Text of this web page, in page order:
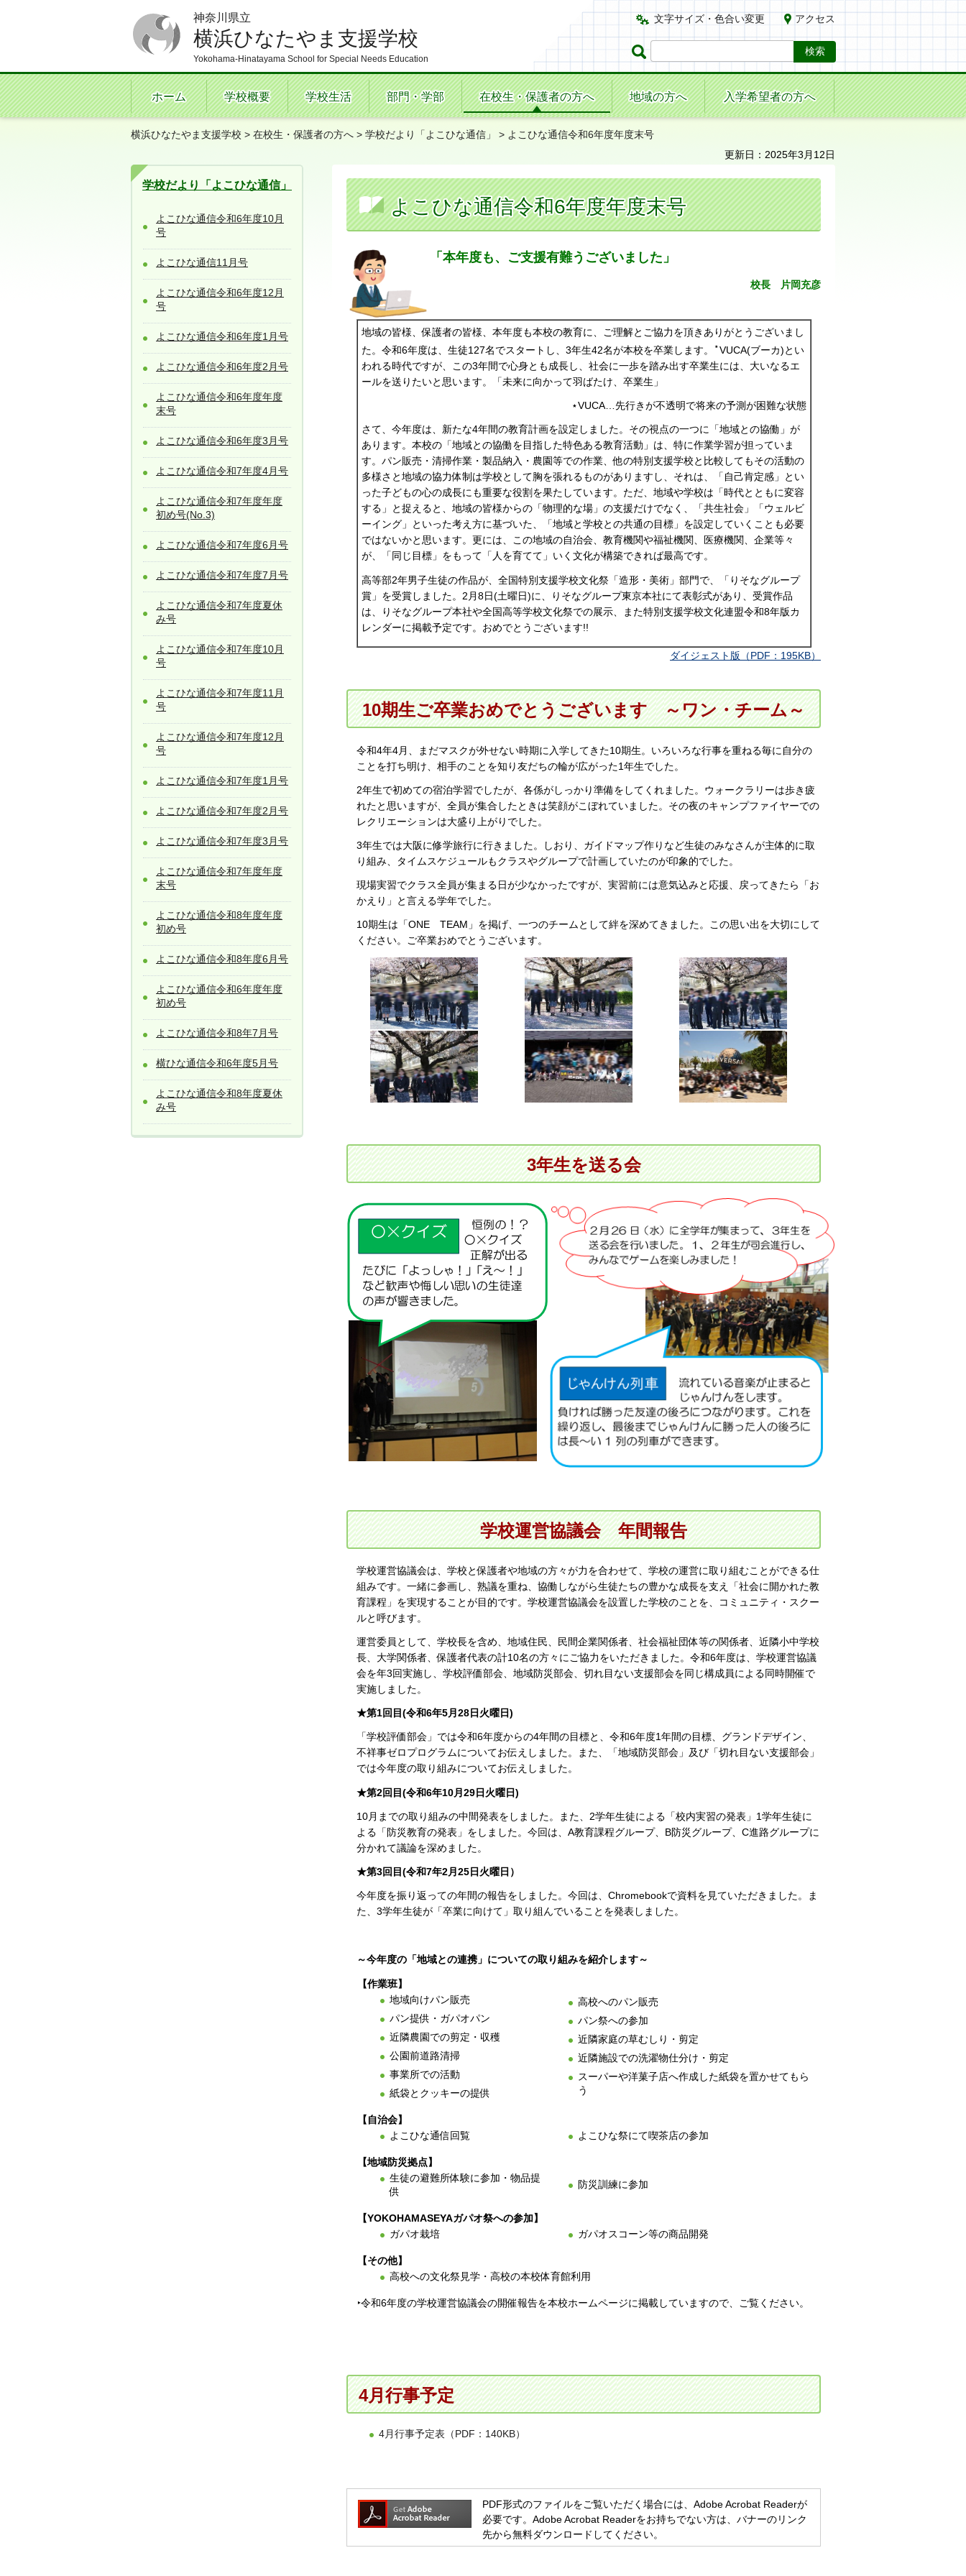
神奈川県立
横浜ひなたやま支援学校
Yokohama-Hinatayama School for Special Needs Education
文字サイズ・色合い変更 アクセス
ホーム 学校概要 学校生活 部門・学部 在校生・保護者の方へ 地域の方へ 入学希望者の方へ
横浜ひなたやま支援学校 > 在校生・保護者の方へ > 学校だより「よこひな通信」
> よこひな通信令和6年度年度末号
更新日：2025年3月12日
学校だより「よこひな通信」
よこひな通信令和6年度10月
号
よこひな通信11月号
よこひな通信令和6年度12月
号
よこひな通信令和6年度1月号
よこひな通信令和6年度2月号
よこひな通信令和6年度年度
末号
よこひな通信令和6年度3月号
よこひな通信令和7年度4月号
よこひな通信令和7年度年度
初め号(No.3)
よこひな通信令和7年度6月号
よこひな通信令和7年度7月号
よこひな通信令和7年度夏休
み号
よこひな通信令和7年度10月
号
よこひな通信令和7年度11月
号
よこひな通信令和7年度12月
号
よこひな通信令和7年度1月号
よこひな通信令和7年度2月号
よこひな通信令和7年度3月号
よこひな通信令和7年度年度
末号
よこひな通信令和8年度年度
初め号
よこひな通信令和8年度6月号
よこひな通信令和6年度年度
初め号
よこひな通信令和8年7月号
横ひな通信令和6年度5月号
よこひな通信令和8年度夏休
み号
よこひな通信令和6年度年度末号
「本年度も、ご支援有難うございました」
校長 片岡充彦
地域の皆様、保護者の皆様、本年度も本校の教育に、ご理解とご協力を頂きありがとうございまし
た。令和6年度は、生徒127名でスタートし、3年生42名が本校を卒業します。
⋆VUCA(ブーカ)とい
われる時代ですが、この3年間で心身とも成長し、社会に一歩を踏み出す卒業生には、大いなるエ
ールを送りたいと思います。「未来に向かって羽ばたけ、卒業生」
⋆VUCA…先行きが不透明で将来の予測が困難な状態
さて、今年度は、新たな4年間の教育計画を設定しました。その視点の一つに「地域との協働」が
あります。本校の「地域との協働を目指した特色ある教育活動」は、特に作業学習が担っていま
す。パン販売・清掃作業・製品納入・農園等での作業、他の特別支援学校と比較してもその活動の
多様さと地域の協力体制は学校として胸を張れるものがありますし、それは、「自己肯定感」とい
った子どもの心の成長にも重要な役割を果たしています。ただ、地域や学校は「時代とともに変容
する」と捉えると、地域の皆様からの「物理的な場」の支援だけでなく、「共生社会」「ウェルビ
ーイング」といった考え方に基づいた、「地域と学校との共通の目標」を設定していくことも必要
ではないかと思います。更には、この地域の自治会、教育機関や福祉機関、医療機関、企業等々
が、「同じ目標」をもって「人を育てて」いく文化が構築できれば最高です。
高等部2年男子生徒の作品が、全国特別支援学校文化祭「造形・美術」部門で、「りそなグループ
賞」を受賞しました。2月8日(土曜日)に、りそなグループ東京本社にて表彰式があり、受賞作品
は、りそなグループ本社や全国高等学校文化祭での展示、また特別支援学校文化連盟令和8年版カ
レンダーに掲載予定です。おめでとうございます!!
ダイジェスト版（PDF：195KB）
10期生ご卒業おめでとうございます ～ワン・チーム～
令和4年4月、まだマスクが外せない時期に入学してきた10期生。いろいろな行事を重ねる毎に自分の
ことを打ち明け、相手のことを知り友だちの輪が広がった1年生でした。
2年生で初めての宿泊学習でしたが、各係がしっかり準備をしてくれました。ウォークラリーは歩き疲
れたと思いますが、全員が集合したときは笑顔がこぼれていました。その夜のキャンプファイヤーでの
レクリエーションは大盛り上がりでした。
3年生では大阪に修学旅行に行きました。しおり、ガイドマップ作りなど生徒のみなさんが主体的に取
り組み、タイムスケジュールもクラスやグループで計画していたのが印象的でした。
現場実習でクラス全員が集まる日が少なかったですが、実習前には意気込みと応援、戻ってきたら「お
かえり」と言える学年でした。
10期生は「ONE TEAM」を掲げ、一つのチームとして絆を深めてきました。この思い出を大切にして
ください。ご卒業おめでとうございます。
3年生を送る会
学校運営協議会 年間報告
学校運営協議会は、学校と保護者や地域の方々が力を合わせて、学校の運営に取り組むことができる仕
組みです。一緒に参画し、熟議を重ね、協働しながら生徒たちの豊かな成長を支え「社会に開かれた教
育課程」を実現することが目的です。学校運営協議会を設置した学校のことを、コミュニティ・スクー
ルと呼びます。
運営委員として、学校長を含め、地域住民、民間企業関係者、社会福祉団体等の関係者、近隣小中学校
長、大学関係者、保護者代表の計10名の方々にご協力をいただきました。令和6年度は、学校運営協議
会を年3回実施し、学校評価部会、地域防災部会、切れ目ない支援部会を同じ構成員による同時開催で
実施しました。
★第1回目(令和6年5月28日火曜日)
「学校評価部会」では令和6年度からの4年間の目標と、令和6年度1年間の目標、グランドデザイン、
不祥事ゼロプログラムについてお伝えしました。また、「地域防災部会」及び「切れ目ない支援部会」
では今年度の取り組みについてお伝えしました。
★第2回目(令和6年10月29日火曜日)
10月までの取り組みの中間発表をしました。また、2学年生徒による「校内実習の発表」1学年生徒に
よる「防災教育の発表」をしました。今回は、A教育課程グループ、B防災グループ、C進路グループに
分かれて議論を深めました。
★第3回目(令和7年2月25日火曜日）
今年度を振り返っての年間の報告をしました。今回は、Chromebookで資料を見ていただきました。ま
た、3学年生徒が「卒業に向けて」取り組んでいることを発表しました。
～今年度の「地域との連携」についての取り組みを紹介します～
【作業班】
地域向けパン販売
パン提供・ガパオパン
近隣農園での剪定・収穫
公園前道路清掃
事業所での活動
紙袋とクッキーの提供
高校へのパン販売
パン祭への参加
近隣家庭の草むしり・剪定
近隣施設での洗濯物仕分け・剪定
スーパーや洋菓子店へ作成した紙袋を置かせてもら
う
【自治会】
よこひな通信回覧
よこひな祭にて喫茶店の参加
【地域防災拠点】
生徒の避難所体験に参加・物品提
供
防災訓練に参加
【YOKOHAMASEYAガパオ祭への参加】
ガパオ栽培
ガパオスコーン等の商品開発
【その他】
高校への文化祭見学・高校の本校体育館利用
‣令和6年度の学校運営協議会の開催報告を本校ホームページに掲載していますので、ご覧ください。
4月行事予定
4月行事予定表（PDF：140KB）
PDF形式のファイルをご覧いただく場合には、Adobe Acrobat Readerが
必要です。Adobe Acrobat Readerをお持ちでない方は、バナーのリンク
先から無料ダウンロードしてください。